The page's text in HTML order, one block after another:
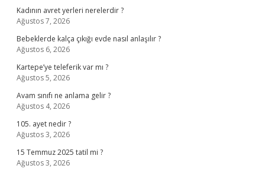
Kadının avret yerleri nerelerdir ?
Ağustos 7, 2026
Bebeklerde kalça çıkığı evde nasıl anlaşılır ?
Ağustos 6, 2026
Kartepe’ye teleferik var mı ?
Ağustos 5, 2026
Avam sınıfı ne anlama gelir ?
Ağustos 4, 2026
105. ayet nedir ?
Ağustos 3, 2026
15 Temmuz 2025 tatil mi ?
Ağustos 3, 2026